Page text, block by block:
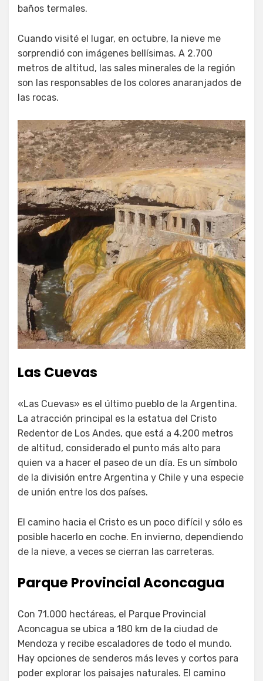
baños termales.
Cuando visité el lugar, en octubre, la nieve me
sorprendió con imágenes bellísimas. A 2.700
metros de altitud, las sales minerales de la región
son las responsables de los colores anaranjados de
las rocas.
Las Cuevas
«Las Cuevas» es el último pueblo de la Argentina.
La atracción principal es la estatua del Cristo
Redentor de Los Andes, que está a 4.200 metros
de altitud, considerado el punto más alto para
quien va a hacer el paseo de un día. Es un símbolo
de la división entre Argentina y Chile y una especie
de unión entre los dos países.
El camino hacia el Cristo es un poco difícil y sólo es
posible hacerlo en coche. En invierno, dependiendo
de la nieve, a veces se cierran las carreteras.
Parque Provincial Aconcagua
Con 71.000 hectáreas, el Parque Provincial
Aconcagua se ubica a 180 km de la ciudad de
Mendoza y recibe escaladores de todo el mundo.
Hay opciones de senderos más leves y cortos para
poder explorar los paisajes naturales. El camino